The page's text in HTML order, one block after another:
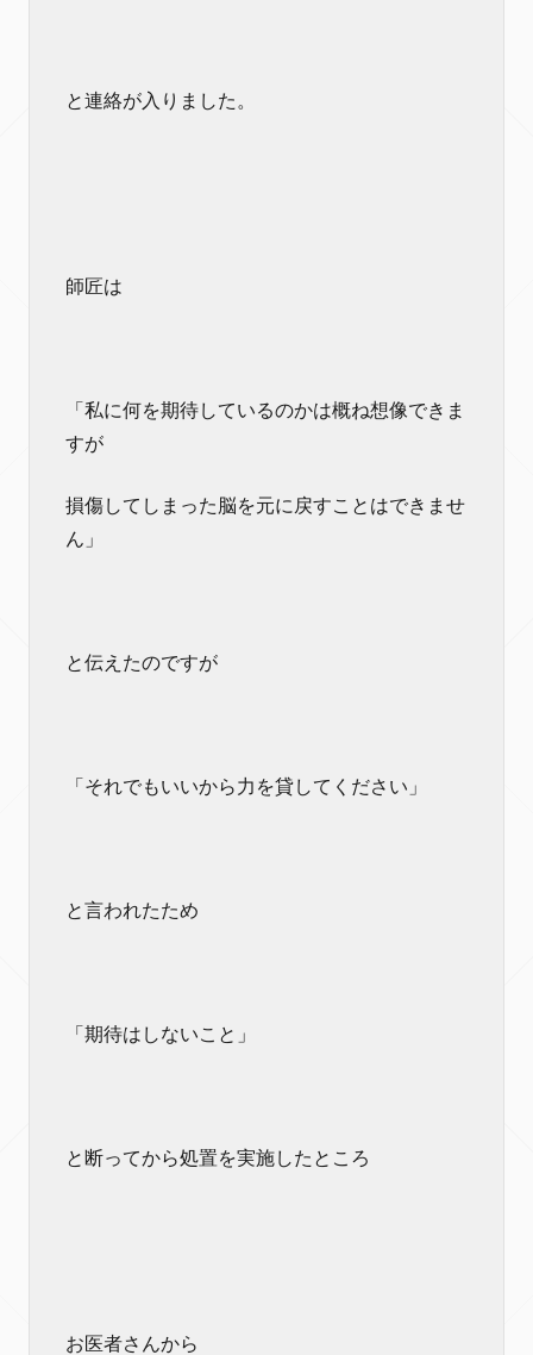
と連絡が入りました。
師匠は
「私に何を期待しているのかは概ね想像できま
すが
損傷してしまった脳を元に戻すことはできませ
ん」
と伝えたのですが
「それでもいいから力を貸してください」
と言われたため
「期待はしないこと」
と断ってから処置を実施したところ
お医者さんから